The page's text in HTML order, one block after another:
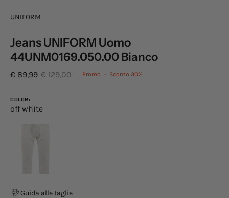
UNIFORM
Jeans UNIFORM Uomo
44UNM0169.050.00 Bianco
€ 89,99 € 129,00 Promo • Sconto 30%
COLOR:
off white
Guida alle taglie